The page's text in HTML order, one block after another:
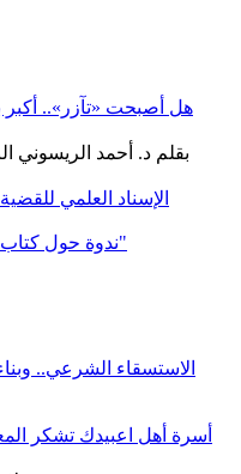
هل أصبحت «تآزر».. أكبر
الإسناد العلمي
ندوة حول كتاب "العدالة الاجتماعية في الإسلام"
الاستسقاء الشرعي..
أسرة أهل اعبيدك تشكر